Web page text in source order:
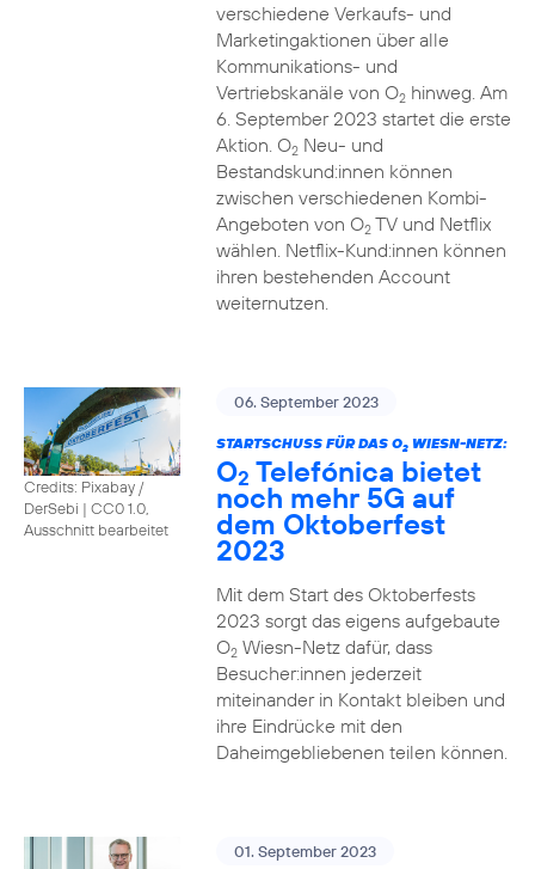
verschiedene Verkaufs- und
Marketingaktionen über alle
Kommunikations- und
Vertriebskanäle von O2hinweg. Am
6. September 2023 startet die erste
Aktion. O2Neu- und
Bestandskund:innen können
zwischen verschiedenen Kombi-
Angeboten von O2TV und Netflix
wählen. Netflix-Kund:innen können
ihren bestehenden Account
weiternutzen.
Credits: Pixabay /
DerSebi | CC0 1.0,
Ausschnitt bearbeitet
06. September 2023
STARTSCHUSS FÜR DAS O2WIESN-NETZ:
O2 Telefónica bietet
noch mehr 5G auf
dem Oktoberfest
2023
Mit dem Start des Oktoberfests
2023 sorgt das eigens aufgebaute
O2Wiesn-Netz dafür, dass
Besucher:innen jederzeit
miteinander in Kontakt bleiben und
ihre Eindrücke mit den
Daheimgebliebenen teilen können.
01. September 2023